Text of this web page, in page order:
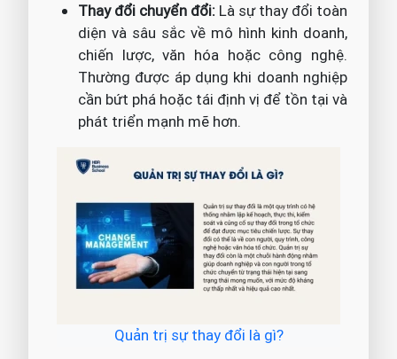
Thay đổi chuyển đổi: Là sự thay đổi toàn
diện và sâu sắc về mô hình kinh doanh,
chiến lược, văn hóa hoặc công nghệ.
Thường được áp dụng khi doanh nghiệp
cần bứt phá hoặc tái định vị để tồn tại và
phát triển mạnh mẽ hơn.
Quản trị sự thay đổi là gì?